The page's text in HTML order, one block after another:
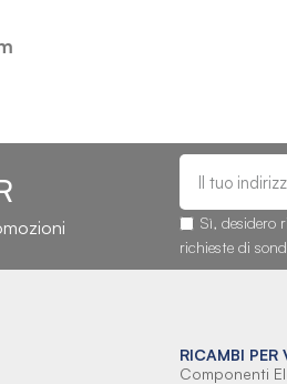
Sì, desidero
richieste di
RICAMBI PER
Componenti